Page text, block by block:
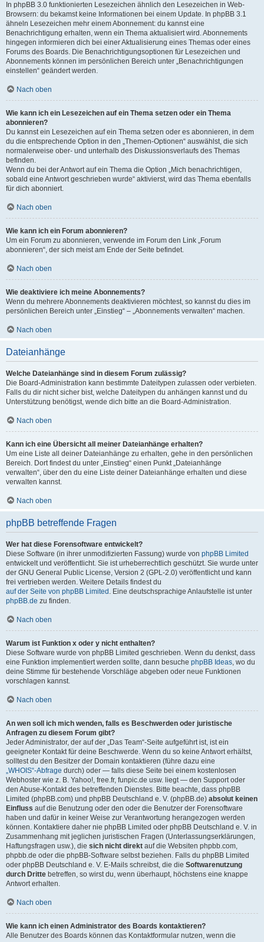
In phpBB 3.0 funktionierten Lesezeichen ähnlich den Lesezeichen in Web-
Browsern: du bekamst keine Informationen bei einem Update. In phpBB 3.1
ähneln Lesezeichen mehr einem Abonnement: du kannst eine
Benachrichtigung erhalten, wenn ein Thema aktualisiert wird. Abonnements
hingegen informieren dich bei einer Aktualisierung eines Themas oder eines
Forums des Boards. Die Benachrichtigungsoptionen für Lesezeichen und
Abonnements können im persönlichen Bereich unter „Benachrichtigungen
einstellen“ geändert werden.
Nach oben
Wie kann ich ein Lesezeichen auf ein Thema setzen oder ein Thema
abonnieren?
Du kannst ein Lesezeichen auf ein Thema setzen oder es abonnieren, in dem
du die entsprechende Option in den „Themen-Optionen“ auswählst, die sich
normalerweise ober- und unterhalb des Diskussionsverlaufs des Themas
befinden.
Wenn du bei der Antwort auf ein Thema die Option „Mich benachrichtigen,
sobald eine Antwort geschrieben wurde“ aktivierst, wird das Thema ebenfalls
für dich abonniert.
Nach oben
Wie kann ich ein Forum abonnieren?
Um ein Forum zu abonnieren, verwende im Forum den Link „Forum
abonnieren“, der sich meist am Ende der Seite befindet.
Nach oben
Wie deaktiviere ich meine Abonnements?
Wenn du mehrere Abonnements deaktivieren möchtest, so kannst du dies im
persönlichen Bereich unter „Einstieg“ – „Abonnements verwalten“ machen.
Nach oben
Dateianhänge
Welche Dateianhänge sind in diesem Forum zulässig?
Die Board-Administration kann bestimmte Dateitypen zulassen oder verbieten.
Falls du dir nicht sicher bist, welche Dateitypen du anhängen kannst und du
Unterstützung benötigst, wende dich bitte an die Board-Administration.
Nach oben
Kann ich eine Übersicht all meiner Dateianhänge erhalten?
Um eine Liste all deiner Dateianhänge zu erhalten, gehe in den persönlichen
Bereich. Dort findest du unter „Einstieg“ einen Punkt „Dateianhänge
verwalten“, über den du eine Liste deiner Dateianhänge erhalten und diese
verwalten kannst.
Nach oben
phpBB betreffende Fragen
Wer hat diese Forensoftware entwickelt?
Diese Software (in ihrer unmodifizierten Fassung) wurde von phpBB Limited
entwickelt und veröffentlicht. Sie ist urheberrechtlich geschützt. Sie wurde unter
der GNU General Public License, Version 2 (GPL-2.0) veröffentlicht und kann
frei vertrieben werden. Weitere Details findest du
auf der Seite von phpBB Limited . Eine deutschsprachige Anlaufstelle ist unter
phpBB.de zu finden.
Nach oben
Warum ist Funktion x oder y nicht enthalten?
Diese Software wurde von phpBB Limited geschrieben. Wenn du denkst, dass
eine Funktion implementiert werden sollte, dann besuche phpBB Ideas, wo du
deine Stimme für bestehende Vorschläge abgeben oder neue Funktionen
vorschlagen kannst.
Nach oben
An wen soll ich mich wenden, falls es Beschwerden oder juristische
Anfragen zu diesem Forum gibt?
Jeder Administrator, der auf der „Das Team“-Seite aufgeführt ist, ist ein
geeigneter Kontakt für deine Beschwerde. Wenn du so keine Antwort erhältst,
solltest du den Besitzer der Domain kontaktieren (führe dazu eine
„WHOIS“-Abfrage durch) oder — falls diese Seite bei einem kostenlosen
Webhoster wie z. B. Yahoo!, free.fr, funpic.de usw. liegt — den Support oder
den Abuse-Kontakt des betreffenden Dienstes. Bitte beachte, dass phpBB
Limited (phpBB.com) und phpBB Deutschland e. V. (phpBB.de) absolut keinen
Einfluss auf die Benutzung oder den oder die Benutzer der Forensoftware
haben und dafür in keiner Weise zur Verantwortung herangezogen werden
können. Kontaktiere daher nie phpBB Limited oder phpBB Deutschland e. V. in
Zusammenhang mit jeglichen juristischen Fragen (Unterlassungserklärungen,
Haftungsfragen usw.), die sich nicht direkt auf die Websiten phpbb.com,
phpbb.de oder die phpBB-Software selbst beziehen. Falls du phpBB Limited
oder phpBB Deutschland e. V. E-Mails schreibst, die die Softwarenutzung
durch Dritte betreffen, so wirst du, wenn überhaupt, höchstens eine knappe
Antwort erhalten.
Nach oben
Wie kann ich einen Administrator des Boards kontaktieren?
Alle Benutzer des Boards können das Kontaktformular nutzen, wenn die